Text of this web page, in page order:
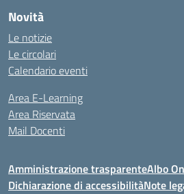
Novità
Le notizie
Le circolari
Calendario eventi
Area E-Learning
Area Riservata
Mail Docenti
Amministrazione trasparenteAlbo
Dichiarazione di accessibilitàNote